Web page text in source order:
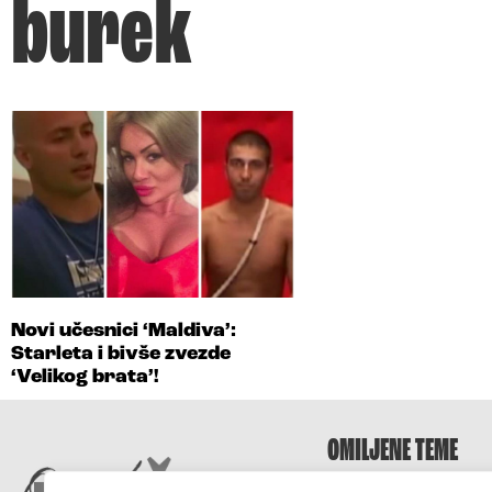
burek
Novi učesnici ‘Maldiva’:
Starleta i bivše zvezde
‘Velikog brata’!
OMILJENE TEME